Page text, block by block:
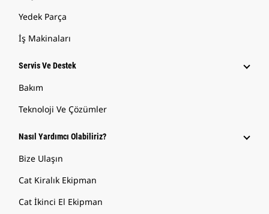
Yedek Parça
İş Makinaları
Servis Ve Destek
Bakım
Teknoloji Ve Çözümler
Nasıl Yardımcı Olabiliriz?
Bize Ulaşın
Cat Kiralık Ekipman
Cat İkinci El Ekipman